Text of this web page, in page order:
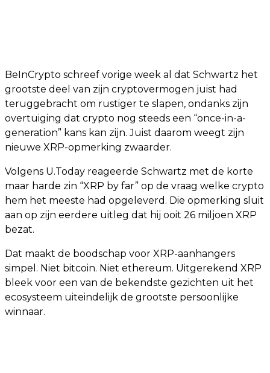
BeInCrypto schreef vorige week al dat Schwartz het
grootste deel van zijn cryptovermogen juist had
teruggebracht om rustiger te slapen, ondanks zijn
overtuiging dat crypto nog steeds een “once-in-a-
generation” kans kan zijn. Juist daarom weegt zijn
nieuwe XRP-opmerking zwaarder.
Volgens U.Today reageerde Schwartz met de korte
maar harde zin “XRP by far” op de vraag welke crypto
hem het meeste had opgeleverd. Die opmerking sluit
aan op zijn eerdere uitleg dat hij ooit 26 miljoen XRP
bezat.
Dat maakt de boodschap voor XRP-aanhangers
simpel. Niet bitcoin. Niet ethereum. Uitgerekend XRP
bleek voor een van de bekendste gezichten uit het
ecosysteem uiteindelijk de grootste persoonlijke
winnaar.